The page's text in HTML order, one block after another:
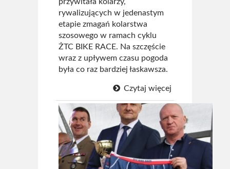
rywalizujących w jedenastym
etapie zmagań kolarstwa
szosowego w ramach cyklu
ŻTC BIKE RACE. Na szczęście
wraz z upływem czasu pogoda
była co raz bardziej łaskawsza.
Czytaj więcej